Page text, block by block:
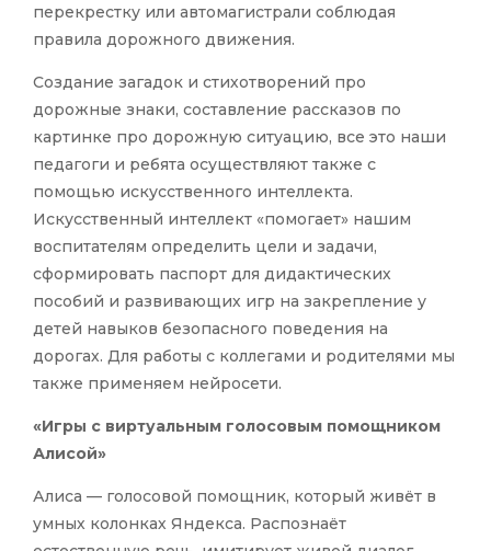
перекрестку или автомагистрали соблюдая
правила дорожного движения.
Создание загадок и стихотворений про
дорожные знаки, составление рассказов по
картинке про дорожную ситуацию, все это наши
педагоги и ребята осуществляют также с
помощью искусственного интеллекта.
Искусственный интеллект «помогает» нашим
воспитателям определить цели и задачи,
сформировать паспорт для дидактических
пособий и развивающих игр на закрепление у
детей навыков безопасного поведения на
дорогах. Для работы с коллегами и родителями мы
также применяем нейросети.
«Игры с виртуальным голосовым помощником
Алисой»
Алиса — голосовой помощник, который живёт в
умных колонках Яндекса. Распознаёт